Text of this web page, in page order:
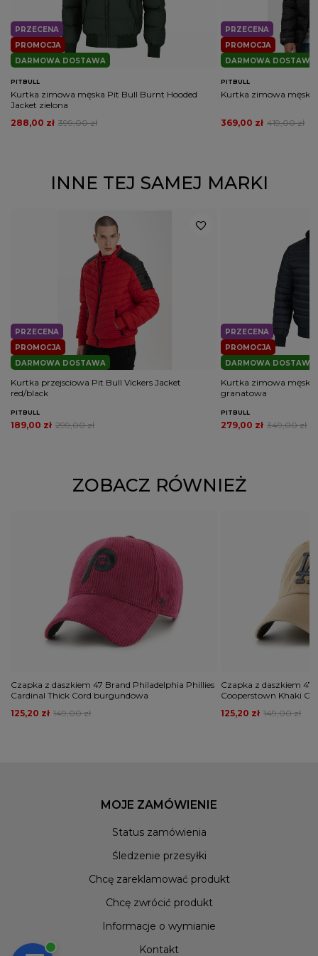
PROMOCJA
PRZECENA
DARMOWA DOSTAWA
PITBULL
Kurtka zimowa męska Pit Bull Burnt Hooded
Jacket zielona
399,00 zł
288,00 zł
PROMOCJA
PRZECENA
DARMOWA DOSTAWA
PITBULL
Kurtka zimowa męska
419,00 zł
369,00 zł
INNE TEJ SAMEJ MARKI
PROMOCJA
PRZECENA
DARMOWA DOSTAWA
Kurtka przejsciowa Pit Bull Vickers Jacket
red/black
PITBULL
299,00 zł
189,00 zł
PROMOCJA
PRZECENA
DARMOWA DOSTAWA
Kurtka zimowa męska
granatowa
PITBULL
349,00 zł
279,00 zł
ZOBACZ RÓWNIEŻ
Czapka z daszkiem 47 Brand Philadelphia Phillies
Cardinal Thick Cord burgundowa
149,00 zł
125,20 zł
Czapka z daszkiem 47
Cooperstown Khaki
149,00 zł
125,20 zł
MOJE ZAMÓWIENIE
Status zamówienia
Śledzenie przesyłki
Chcę zareklamować produkt
Chcę zwrócić produkt
Informacje o wymianie
Kontakt